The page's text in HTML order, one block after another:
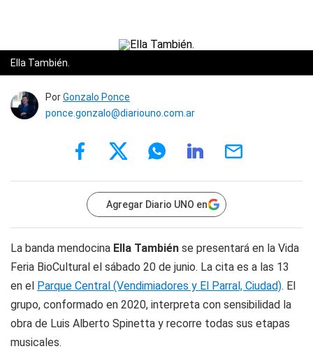
Ella También.
PorGonzalo Ponce
ponce.gonzalo@diariouno.com.ar
Agregar Diario UNO en
La banda mendocina Ella También se presentará en la Vida
Feria BioCultural el sábado 20 de junio. La cita es a las 13
en el Parque Central (Vendimiadores y El Parral, Ciudad). El
grupo, conformado en 2020, interpreta con sensibilidad la
obra de Luis Alberto Spinetta y recorre todas sus etapas
musicales.